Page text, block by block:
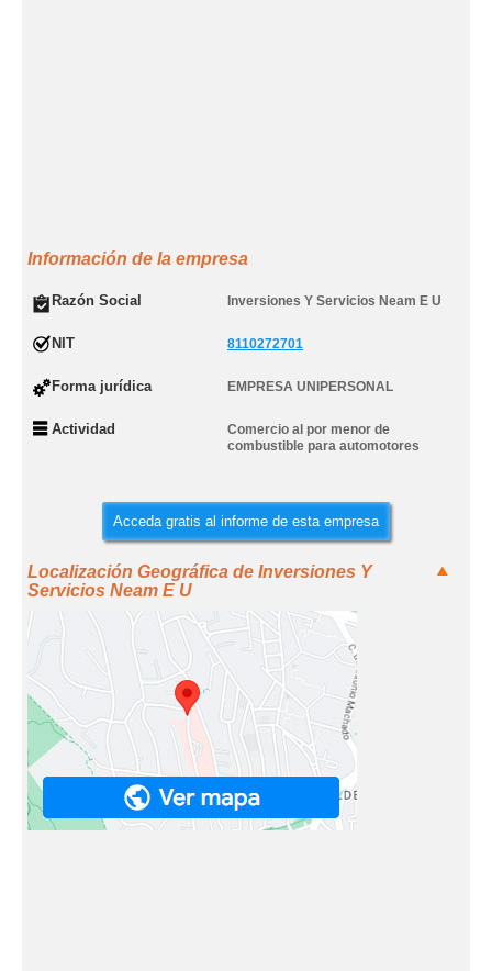
Información de la empresa
Razón Social Inversiones Y Servicios Neam E U
NIT 8110272701
Forma jurídica EMPRESA UNIPERSONAL
Actividad
Comercio al por menor de
combustible para automotores
Acceda gratis al informe de esta empresa
Localización Geográfica de Inversiones Y
Servicios Neam E U